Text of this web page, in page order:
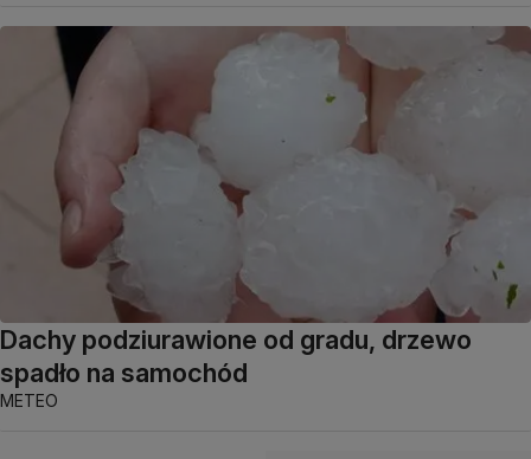
Dachy podziurawione od gradu, drzewo
spadło na samochód
METEO